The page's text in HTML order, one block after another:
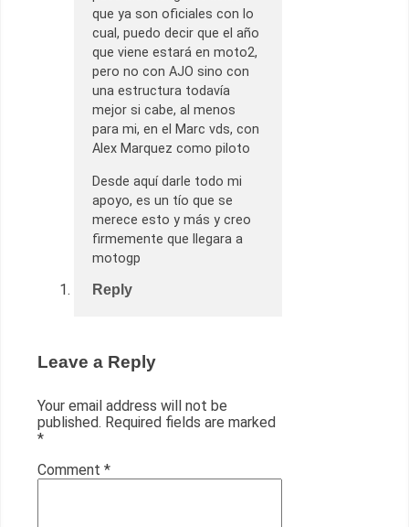
que ya son oficiales con lo
cual, puedo decir que el año
que viene estará en moto2,
pero no con AJO sino con
una estructura todavía
mejor si cabe, al menos
para mi, en el Marc vds, con
Alex Marquez como piloto
Desde aquí darle todo mi
apoyo, es un tío que se
merece esto y más y creo
firmemente que llegara a
motogp
Reply
Leave a Reply
Your email address will not be
published. Required fields are marked
*
Comment *